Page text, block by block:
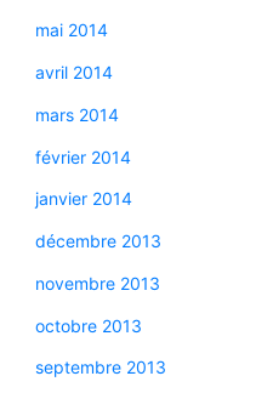
mai 2014
avril 2014
mars 2014
février 2014
janvier 2014
décembre 2013
novembre 2013
octobre 2013
septembre 2013